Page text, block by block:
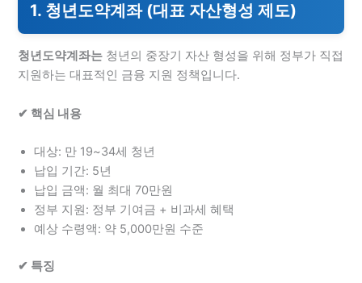
1. 청년도약계좌 (대표 자산형성 제도)
청년도약계좌는 청년의 중장기 자산 형성을 위해 정부가 직접
지원하는 대표적인 금융 지원 정책입니다.
✔ 핵심 내용
대상: 만 19~34세 청년
납입 기간: 5년
납입 금액: 월 최대 70만원
정부 지원: 정부 기여금 + 비과세 혜택
예상 수령액: 약 5,000만원 수준
✔ 특징